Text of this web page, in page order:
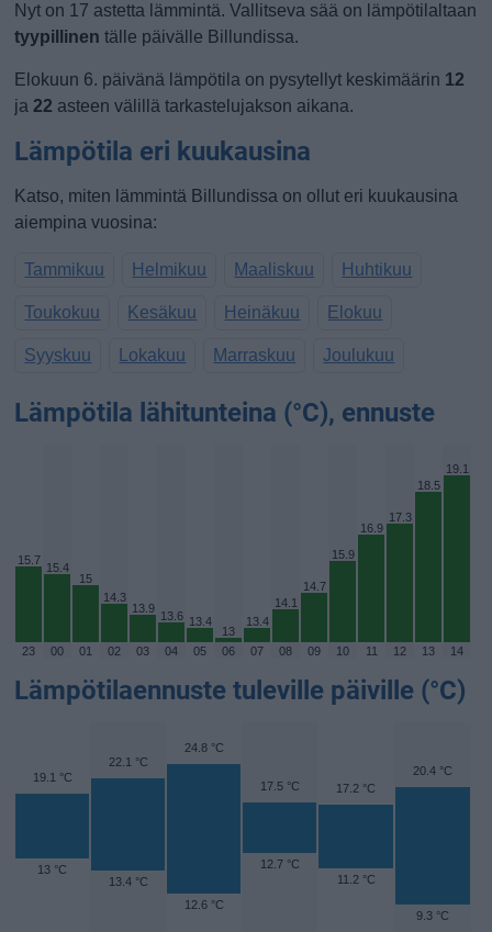
Nyt on 17 astetta lämmintä. Vallitseva sää on lämpötilaltaan
tyypillinen tälle päivälle Billundissa.
Elokuun 6. päivänä lämpötila on pysytellyt keskimäärin 12
ja22 asteen välillä tarkastelujakson aikana.
Lämpötila eri kuukausina
Katso, miten lämmintä Billundissa on ollut eri kuukausina
aiempina vuosina:
Tammikuu Helmikuu Maaliskuu Huhtikuu
Toukokuu Kesäkuu Heinäkuu Elokuu
Syyskuu Lokakuu Marraskuu Joulukuu
Lämpötila lähitunteina (°C), ennuste
15.7
15.4
15
14.3
13.9
13.6 13.4
13
13.4
14.1
14.7
15.9
16.9
17.3
18.5
19.1
23 00 01 02 03 04 05 06 07 08 09 10 11 12 13 14
Lämpötilaennuste tuleville päiville (°C)
19.1 °C
13 °C
22.1 °C
13.4 °C
24.8 °C
12.6 °C
17.5 °C
12.7 °C
17.2 °C
11.2 °C
20.4 °C
9.3 °C